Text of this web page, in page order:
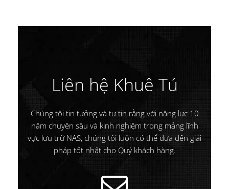
Liên hệ Khuê Tú
Chúng tôi tin tưởng và tự tin rằng với năng lực 10
năm chuyên sâu và kinh nghiệm trong mảng lĩnh
vực lưu trữ NAS, chúng tôi luôn có thể đưa đến giải
pháp tốt nhất cho Quý khách hàng.